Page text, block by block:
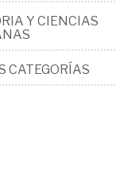
Y CIENCIAS
CATEGORÍAS